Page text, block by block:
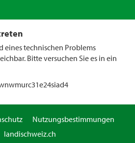
eines technischen Problems
Bitte versuchen Sie es in ein
Nutzungsbestimmungen
landischweiz.ch